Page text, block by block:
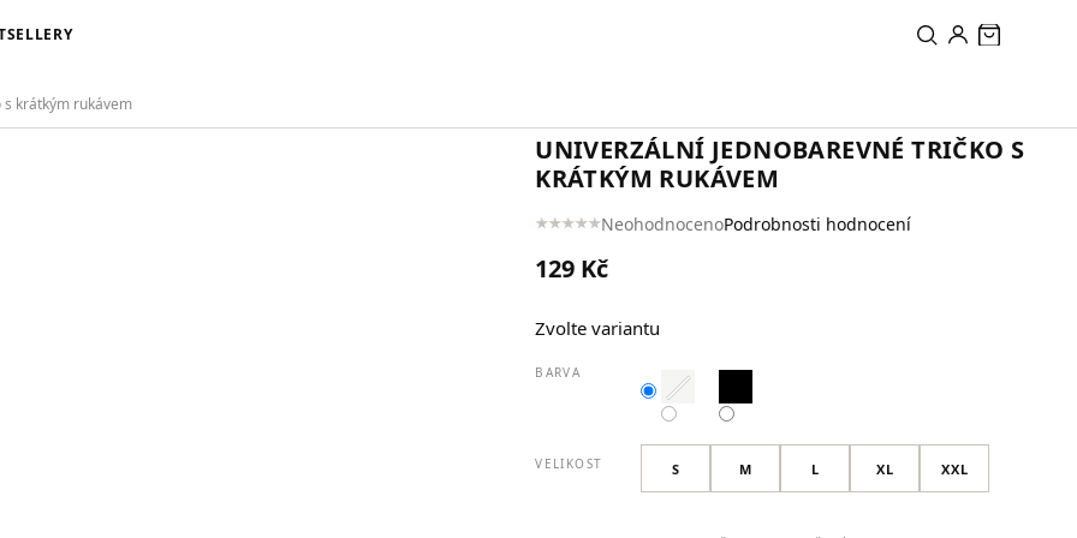
krátkým rukávem
UNIVERZÁLNÍ JEDNOBAREVNÉ TRIČKO S
KRÁTKÝM RUKÁVEM
Průměrné
hodnocení
produktu
0,0
5
NeohodnocenoPodrobnosti hodnocení
129 Kč
cena:
Zvolte variantu
BARVA
VELIKOST S M L XL XXL